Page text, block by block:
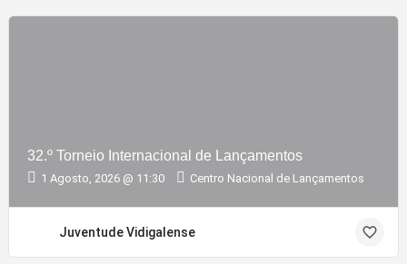
32.º Torneio Internacional de Lançamentos
1 Agosto, 2026 @ 11:30 Centro Nacional de Lançamentos
Juventude Vidigalense